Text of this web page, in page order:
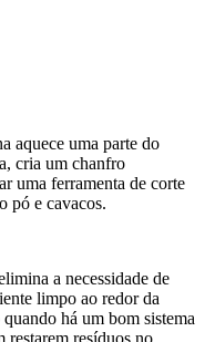
aquece uma parte do
cria um chanfro
uma ferramenta de corte
pó e cavacos.
a necessidade de
limpo ao redor da
há um bom sistema